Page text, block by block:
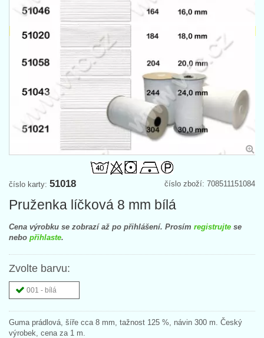
číslo zboží: 708511151084
číslo karty: 51018
Pruženka líčková 8 mm bílá
Cena výrobku se zobrazí až po přihlášení. Prosím registrujte se
nebo přihlaste.
Zvolte barvu:
001 - bílá
Guma prádlová, šíře cca 8 mm, tažnost 125 %, návin 300 m. Český
výrobek, cena za 1 m.